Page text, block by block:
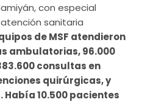
con especial
sanitaria
de MSF atendieron
ambulatorias, 96.000
consultas en
quirúrgicas, y
10.500 pacientes